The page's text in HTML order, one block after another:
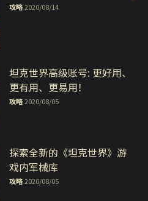
攻略 2020/08/14
坦克世界高级账号: 更好用、
更有用、更易用！
攻略 2020/08/05
探索全新的《坦克世界》游
戏内军械库
攻略 2020/08/05